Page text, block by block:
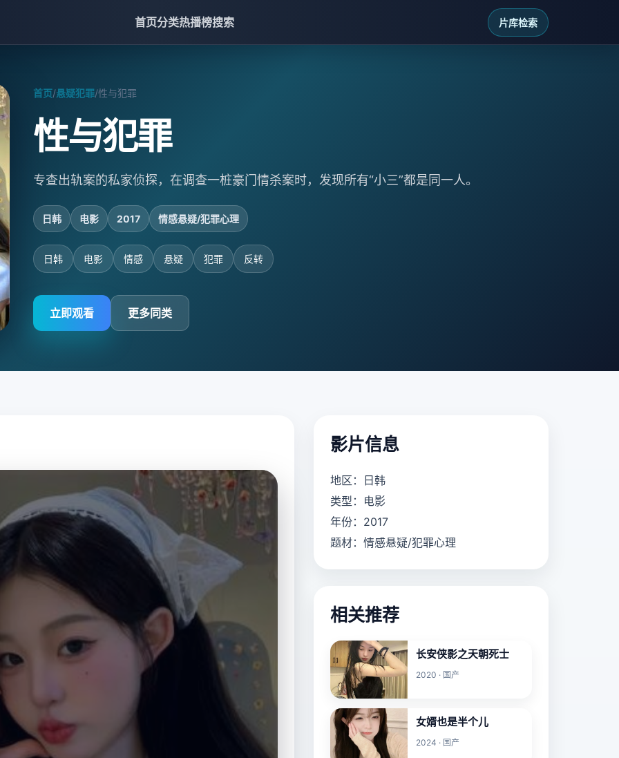
首页分类热播榜搜索 片库检索
首页/悬疑犯罪/性与犯罪
性与犯罪
专查出轨案的私家侦探，在调查一桩豪门情杀案时，发现所有“小三”都是同一人。
日韩 电影 2017 情感悬疑/犯罪心理
日韩 电影 情感 悬疑 犯罪 反转
立即观看 更多同类
影片信息
地区：日韩
类型：电影
年份：2017
题材：情感悬疑/犯罪心理
相关推荐
长安侠影之天朝死士
2020 · 国产
女婿也是半个儿
2024 · 国产